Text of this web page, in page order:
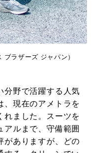
ラザーズ ジャパン）
分野で活躍する人気
、現在のアメトラを
れました。スーツを
アルまで、守備範囲
がありますが、どの